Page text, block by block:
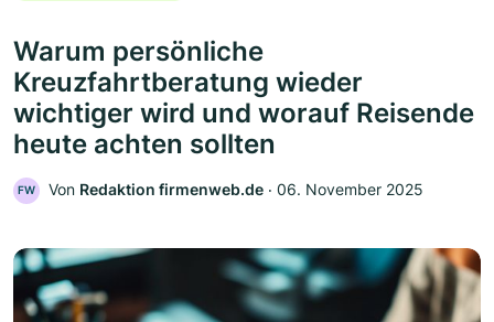
Warum persönliche
Kreuzfahrtberatung wieder
wichtiger wird und worauf Reisende
heute achten sollten
FW Von Redaktion firmenweb.de ‧ 06. November 2025